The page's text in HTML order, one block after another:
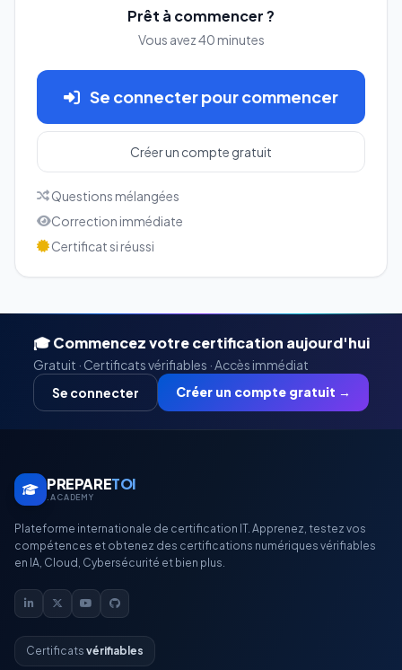
Prêt à commencer ?
Vous avez 40 minutes
Se connecter pour commencer
Créer un compte gratuit
Questions mélangées
Correction immédiate
Certificat si réussi
🎓 Commencez votre certification aujourd'hui
Gratuit · Certificats vérifiables · Accès immédiat
Se connecter
Créer un compte gratuit →
PREPARETOI
.ACADEMY
Plateforme internationale de certification IT. Apprenez, testez vos
compétences et obtenez des certifications numériques vérifiables
en IA, Cloud, Cybersécurité et bien plus.
Certificats vérifiables